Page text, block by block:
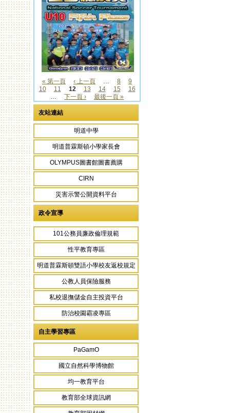
頁面
« 第一頁 ‹ 上一頁 … 8
9
10
11 12 13 14 15
16
…
下一頁 › 最後一頁 »
友站連結
明道中學
明道普霖斯頓小學家長會
OLYMPUS圖書館圖書薦購
CIRN
災害示警公開資料平台
政令宣導
101公務員廉政倫理規範
性平教育專區
明道普霖斯頓雙語小學校友返校規定
公教人員保險服務
私校退撫儲金自主投資平台
防治校園霸凌專區
自主學習專區
PaGamO
國立自然科學博物館
均一教育平台
教育部全球資訊網